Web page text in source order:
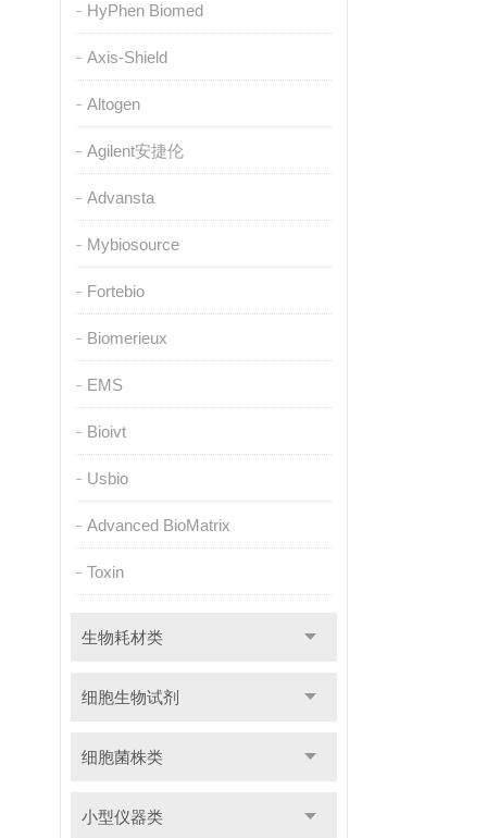
HyPhen Biomed
Axis-Shield
Altogen
Agilent安捷伦
Advansta
Mybiosource
Fortebio
Biomerieux
EMS
Bioivt
Usbio
Advanced BioMatrix
Toxin
生物耗材类
细胞生物试剂
细胞菌株类
小型仪器类